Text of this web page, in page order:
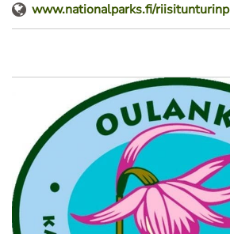
www.nationalparks.fi/riisitunturinp